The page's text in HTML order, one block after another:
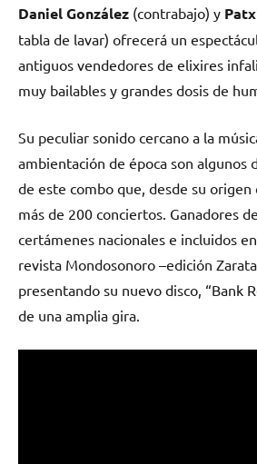
Daniel González (contrabajo) y
tabla de lavar) ofrecerá un
antiguos vendedores de elixires
muy bailables y grandes dosis de
Su peculiar sonido cercano a la
ambientación de época son algunos
de este combo que, desde su
más de 200 conciertos. Ganadores
certámenes nacionales e incluidos
revista Mondosonoro –edición
presentando su nuevo disco, “Bank
de una amplia gira.